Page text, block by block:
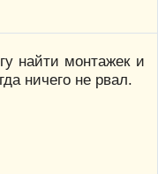
найти монтажек и
ничего не рвал.